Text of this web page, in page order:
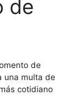
de
de
una multa de
cotidiano